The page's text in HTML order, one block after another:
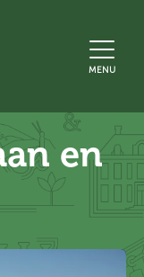
MENU
en